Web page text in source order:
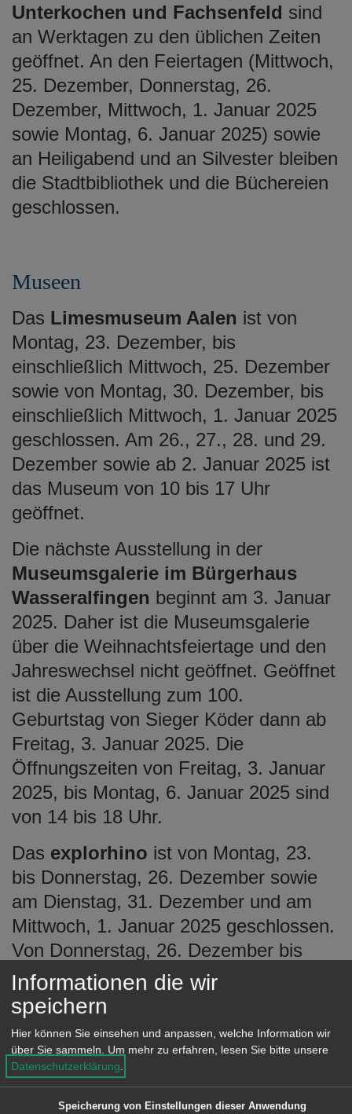
Unterkochen und Fachsenfeld sind
an Werktagen zu den üblichen Zeiten
geöffnet. An den Feiertagen (Mittwoch,
25. Dezember, Donnerstag, 26.
Dezember, Mittwoch, 1. Januar 2025
sowie Montag, 6. Januar 2025) sowie
an Heiligabend und an Silvester bleiben
die Stadtbibliothek und die Büchereien
geschlossen.
Museen
Das Limesmuseum Aalen ist von
Montag, 23. Dezember, bis
einschließlich Mittwoch, 25. Dezember
sowie von Montag, 30. Dezember, bis
einschließlich Mittwoch, 1. Januar 2025
geschlossen. Am 26., 27., 28. und 29.
Dezember sowie ab 2. Januar 2025 ist
das Museum von 10 bis 17 Uhr
geöffnet.
Die nächste Ausstellung in der
Museumsgalerie im Bürgerhaus
Wasseralfingen beginnt am 3. Januar
2025. Daher ist die Museumsgalerie
über die Weihnachtsfeiertage und den
Jahreswechsel nicht geöffnet. Geöffnet
ist die Ausstellung zum 100.
Geburtstag von Sieger Köder dann ab
Freitag, 3. Januar 2025. Die
Öffnungszeiten von Freitag, 3. Januar
2025, bis Montag, 6. Januar 2025 sind
von 14 bis 18 Uhr.
Das explorhino ist von Montag, 23.
bis Donnerstag, 26. Dezember sowie
am Dienstag, 31. Dezember und am
Mittwoch, 1. Januar 2025 geschlossen.
Von Donnerstag, 26. Dezember bis
Sonntag, 30. Dezember sowie von
Mittwoch, 2. Januar 2025 bis Montag,
6. Januar 2025 ist von 10 bis 18 Uhr
geöffnet.
DerKunstverein Aalenhat am
Dienstag, 24. Dezember, Mittwoch, 25.
Informationen die wir
speichern
Hier können Sie einsehen und anpassen, welche Information wir
über Sie sammeln. Um mehr zu erfahren, lesen Sie bitte unsere
Datenschutzerklärung.
Speicherung von Einstellungen dieser Anwendung